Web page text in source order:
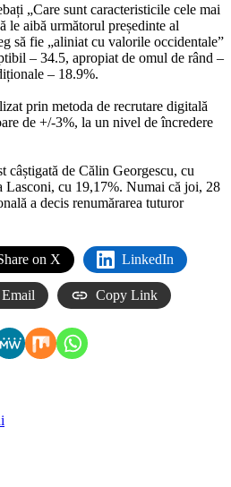
„Care sunt caracteristicile cele mai
le aibă următorul președinte al
să fie „aliniat cu valorile occidentale”
– 34.5, apropiat de omul de rând –
– 18.9%.
prin metoda de recrutare digitală
de +/-3%, la un nivel de încredere
câștigată de Călin Georgescu, cu
Lasconi, cu 19,17%. Numai că joi, 28
a decis renumărarea tuturor
on X LinkedIn
Email Copy Link